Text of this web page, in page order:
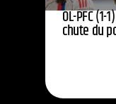
OL-PFC
chute du